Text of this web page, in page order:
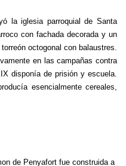
la iglesia parroquial de Santa
con fachada decorada y un
octogonal con balaustres.
en las campañas contra
disponía de prisión y escuela.
esencialmente cereales,
de Penyafort fue construida a